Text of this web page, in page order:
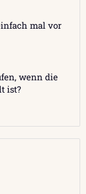
mal vor
wenn die
ist?